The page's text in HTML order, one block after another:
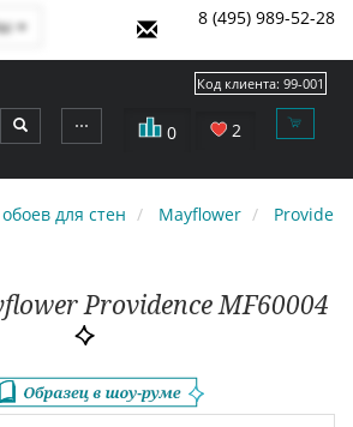
8 (495) 989-52-28
⋯ 0 2
Код клиента: 99-001
для стен Mayflower
Providence MF60004